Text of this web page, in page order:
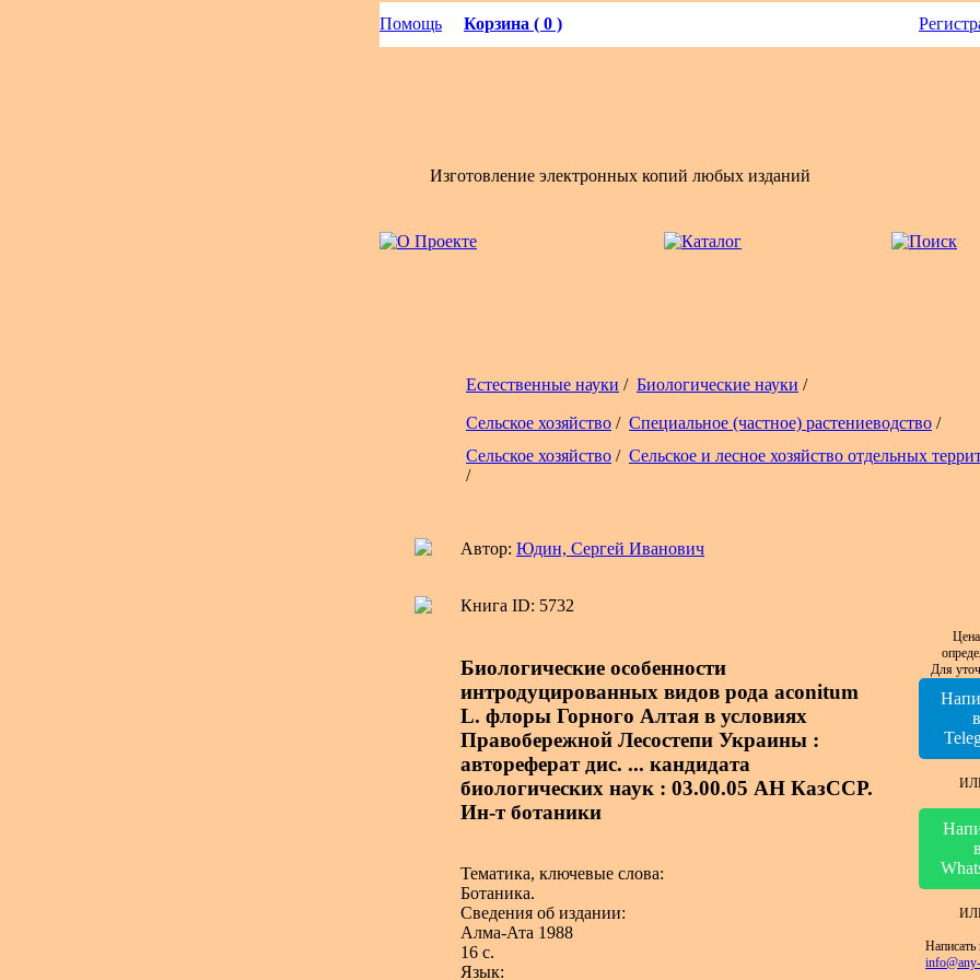
Помощь Корзина ( 0 )
Изготовление электронных копий любых изданий
Естественные науки / Биологические науки /
Сельское хозяйство / Специальное (частное) растениеводство /
Сельское хозяйство / Сельское и лесное хозяйство отдельных
/
Автор: Юдин, Сергей Иванович
Книга ID: 5732
Биологические особенности
интродуцированных видов рода aconitum
L. флоры Горного Алтая в условиях
Правобережной Лесостепи Украины :
автореферат дис. ... кандидата
биологических наук : 03.00.05 АН КазССР.
Ин-т ботаники
Тематика, ключевые слова:
Ботаника.
Сведения об издании:
Алма-Ата 1988
16 с.
Язык:
Для
в
в
Написать